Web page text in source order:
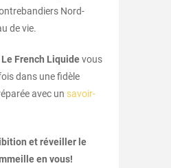
Nord-
de vie.
Le French Liquidevous
dans une fidèle
avec un savoir-
et réveiller le
en vous!